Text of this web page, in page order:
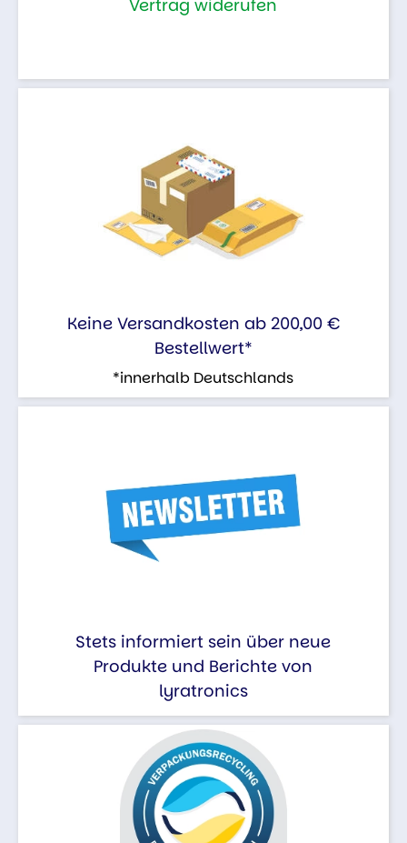
Vertrag widerufen
Keine Versandkosten ab 200,00 €
Bestellwert*
*innerhalb Deutschlands
Stets informiert sein über neue
Produkte und Berichte von
lyratronics